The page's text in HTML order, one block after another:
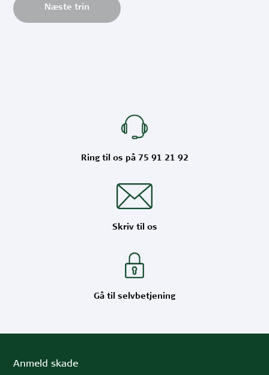
Næste trin
Ring til os på 75 91 21 92
Skriv til os
Gå til selvbetjening
Anmeld skade